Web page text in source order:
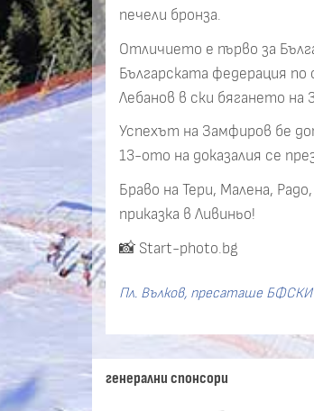
печели бронза.
Отличието е първо за
Българската федерация
Лебанов в ски бягането на
Успехът на Замфиров бе
13-ото на доказалия се
Браво на Тери, Малена,
приказка в Ливиньо!
📸 Start-photo.bg
Пл. Вълков, пресаташе БФСКИ
генерални спонсори